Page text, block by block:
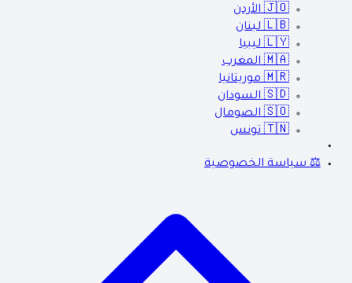
🇯🇴 الأردن
🇱🇧 لبنان
🇱🇾 ليبيا
🇲🇦 المغرب
🇲🇷 موريتانيا
🇸🇩 السودان
🇸🇴 الصومال
🇹🇳 تونس
⚖️ سياسة الخصوصية